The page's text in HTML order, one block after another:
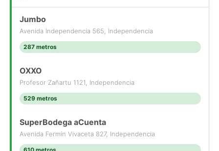
Jumbo
Avenida Independencia 565, Independencia
287 metros
OXXO
Profesor Zañartu 1121, Independencia
529 metros
SuperBodega aCuenta
Avenida Fermín Vivaceta 827, Independencia